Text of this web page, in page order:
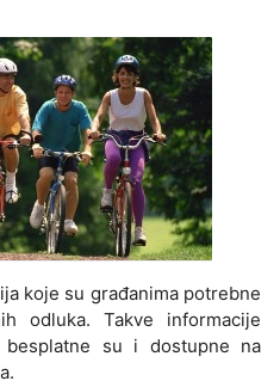
koje su građanima potrebne
odluka. Takve informacije
besplatne su i dostupne na